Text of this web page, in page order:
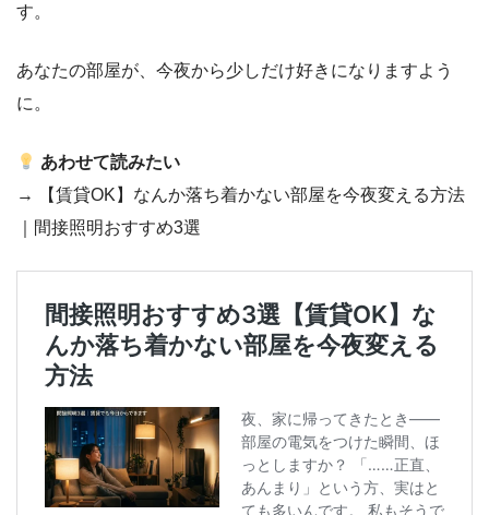
す。
あなたの部屋が、今夜から少しだけ好きになりますよう
に。
あわせて読みたい
→ 【賃貸OK】なんか落ち着かない部屋を今夜変える方法
｜間接照明おすすめ3選